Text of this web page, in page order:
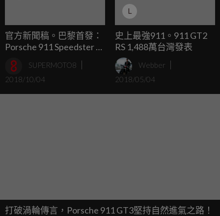
官方新聞稿。巴黎首發：
Porsche 911 Speedster 即
將進入生產階段
SUPERMOTO8
2018/10/04
L
史上最強911。911 GT2
RS 1,488萬台灣發表
Webber
2018/05/04
打破渦輪傳言，Porsche 911 GT3堅持自然進氣之路！